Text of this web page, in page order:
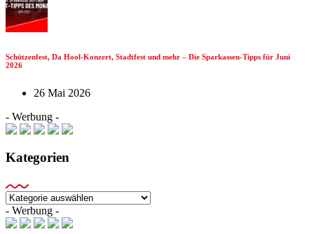
Schützenfest, Da Hool-Konzert, Stadtfest und mehr – Die Sparkassen-Tipps für Juni
2026
26 Mai 2026
- Werbung -
Kategorien
Kategorien
- Werbung -